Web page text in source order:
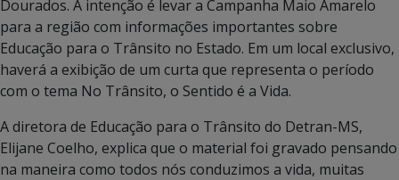
Dourados. A intenção é levar a Campanha Maio Amarelo
para a região com informações importantes sobre
Educação para o Trânsito no Estado. Em um local exclusivo,
haverá a exibição de um curta que representa o período
com o tema No Trânsito, o Sentido é a Vida.
A diretora de Educação para o Trânsito do Detran-MS,
Elijane Coelho, explica que o material foi gravado pensando
na maneira como todos nós conduzimos a vida, muitas